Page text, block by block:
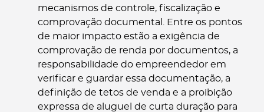
mecanismos de controle, fiscalização e
comprovação documental. Entre os pontos
de maior impacto estão a exigência de
comprovação de renda por documentos, a
responsabilidade do empreendedor em
verificar e guardar essa documentação, a
definição de tetos de venda e a proibição
expressa de aluguel de curta duração para